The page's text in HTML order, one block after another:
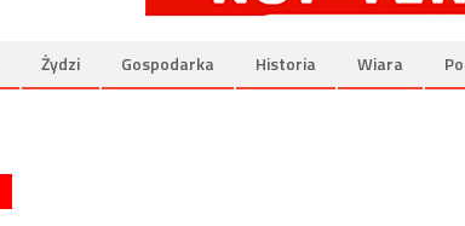
Żydzi Gospodarka Historia Wiara